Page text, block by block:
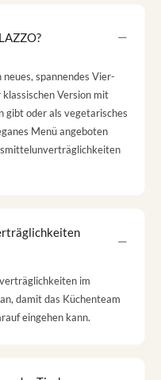
spannendes Vier-
Version mit
gibt oder als vegetarisches
Menü angeboten
im
damit das Küchenteam
eingehen kann.